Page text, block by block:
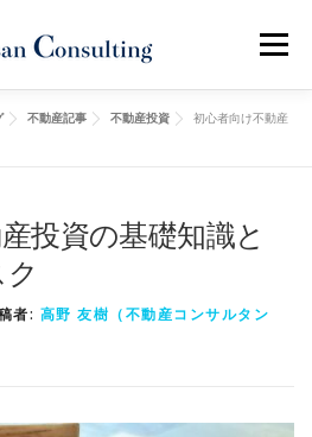
メニュ
不動産記事 不動産投資
初心者向け不動産
投資の基礎知識と
者: 高野 友樹（不動産コンサルタン